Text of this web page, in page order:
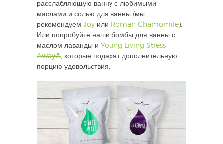
расслабляющую ванну с любимыми
маслами и солью для ванны (мы
рекомендуем Joy или Roman Chamomile).
Или попробуйте наши бомбы для ванны с
маслом лаванды и Young Living Stress
Away®, которые подарят дополнительную
порцию удовольствия.